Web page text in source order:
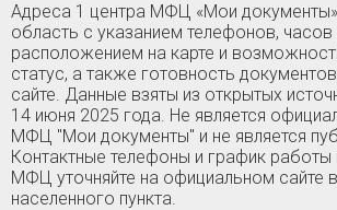
Адреса 1 центра МФЦ «Мои
область c указанием телефонов,
расположением на карте и
статус, а также готовность
сайте. Данные взяты из открытых
14 июня 2025 года. Не является
МФЦ "Мои документы" и не является
Контактные телефоны и график работы
МФЦ уточняйте на официальном сайте
населенного пункта.